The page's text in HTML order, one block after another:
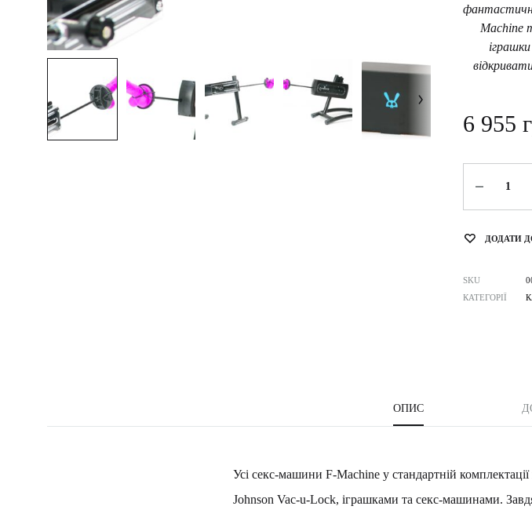
Machine
6 955
ДОДАТИ
SKU
КАТЕГОРІЇ
ОПИС
Усі секс-машини F-Machine у ​​стандартній
Johnson Vac-u-Lock, іграшками та секс-машинами.